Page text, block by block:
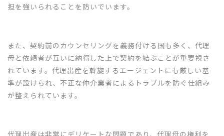
担を強いられることを防いでいます。
また、契約前のカウンセリングを義務付ける国も多く、代理
母と依頼者が互いに納得した上で契約を結ぶことが重要視さ
れています。代理出産を斡旋するエージェントにも厳しい基
準が設けられ、不正な仲介業者によるトラブルを防ぐ仕組み
が整えられています。